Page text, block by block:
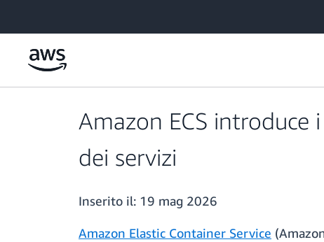
Amazon ECS
dei servizi
Inserito il: 19 mag 2026
Amazon Elastic Container Service